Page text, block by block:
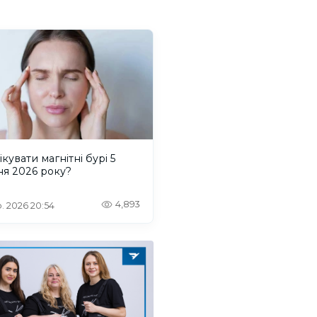
магнітні бурі 5
2026 року?
2026 20:54 4,893